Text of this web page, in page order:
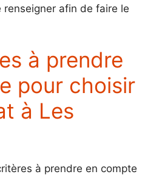
afin de faire le
à prendre
pour choisir
à Les
à prendre en compte